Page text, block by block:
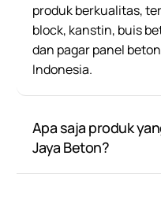
produk berkualitas,
block, kanstin, buis
dan pagar panel
Indonesia.
Apa saja produk
Jaya Beton?